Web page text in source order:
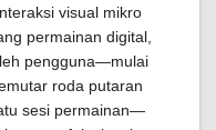
visual mikro
permainan digital,
pengguna—mulai
roda putaran
sesi permainan—